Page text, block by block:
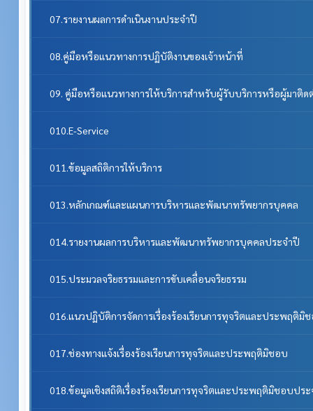
07.รายงานผลการดำเนินงานประจำปี
08.คู่มือหรือแนวทางการปฏิบัติงานของเจ้าหน้าที่
09. คู่มือหรือแนวทางการให้บริการสำหรับผู้รับบริการหรือผู้มาติด
010.E-Service
011.ข้อมูลสถิติการให้บริการ
013.หลักเกณฑ์และแผนการบริหารและพัฒนาทรัพยากรบุคคล
014.รายงานผลการบริหารและพัฒนาทรัพยากรบุคคลประจําปี
015.ประมวลจริยธรรมและการขับเคลื่อนจริยธรรม
016.แนวปฏิบัติการจัดการเรื่องร้องเรียนการทุจริตและประพฤติมิ
017.ช่องทางแจ้งเรื่องร้องเรียนการทุจริตและประพฤติมิชอบ
018.ข้อมูลเชิงสถิติเรื่องร้องเรียนการทุจริตและประพฤติมิชอบปร